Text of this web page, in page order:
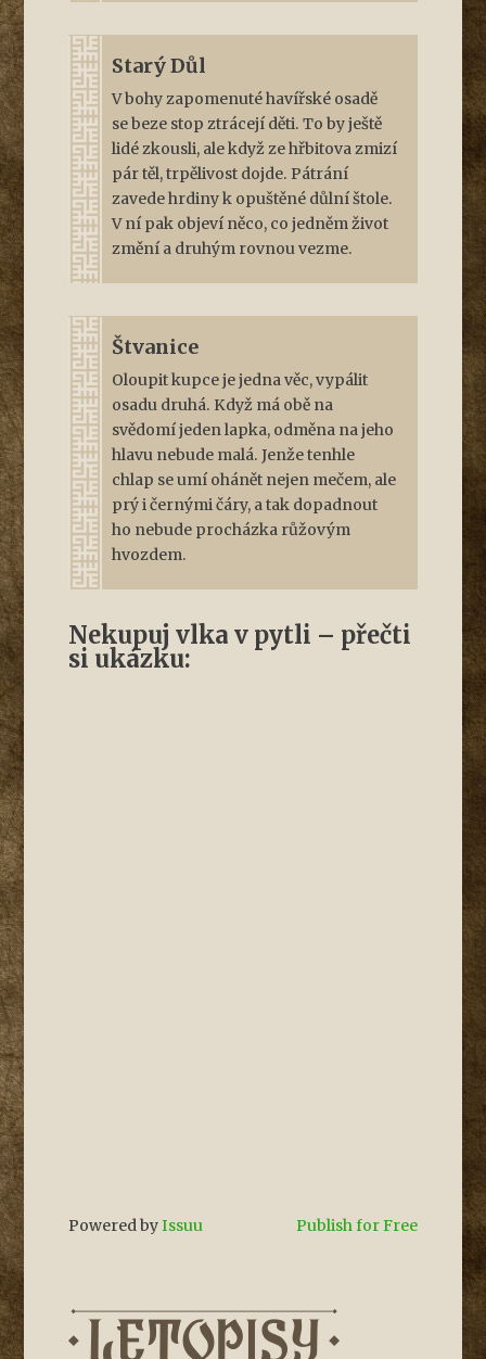
Starý Důl
V bohy zapomenuté havířské osadě
se beze stop ztrácejí děti. To by ještě
lidé zkousli, ale když ze hřbitova zmizí
pár těl, trpělivost dojde. Pátrání
zavede hrdiny k opuštěné důlní štole.
V ní pak objeví něco, co jedněm život
změní a druhým rovnou vezme.
Štvanice
Oloupit kupce je jedna věc, vypálit
osadu druhá. Když má obě na
svědomí jeden lapka, odměna na jeho
hlavu nebude malá. Jenže tenhle
chlap se umí ohánět nejen mečem, ale
prý i černými čáry, a tak dopadnout
ho nebude procházka růžovým
hvozdem.
Nekupuj vlka v pytli – přečti
si ukázku:
Powered byIssuu Publish for Free